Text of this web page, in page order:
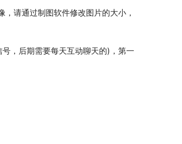
请通过制图软件修改图片的大小，
，后期需要每天互动聊天的)，第一